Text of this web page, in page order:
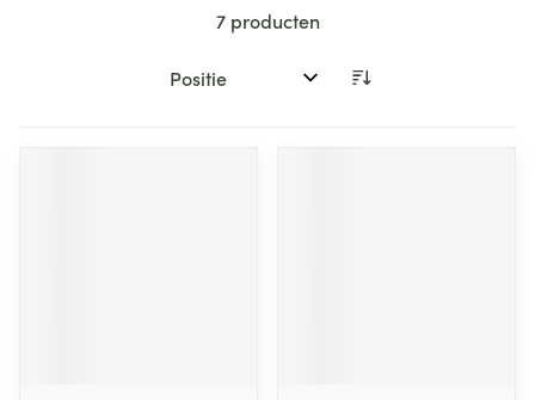
7producten
Sorteer op: